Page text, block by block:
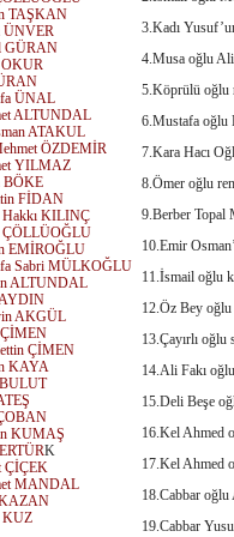
TAŞKAN
ÜNVER
GÜRAN
OKUR
ÜNAL
ALTUNDAL
ATAKUL
ÖZDEMİR
YILMAZ
BÖKE
FİDAN
Hakkı KILINÇ
ÇÖLLÜOĞLU
EMİROĞLU
Sabri MÜLKOĞLU
ALTUNDAL
AYDIN
AKGÜL
ÇİMEN
ÇİMEN
KAYA
BULUT
KUMAŞ
K
ÇİÇEK
MANDAL
KAZAN
KUZ
3.Kadı
4.Musa oğlu
5.Köprülü oğlu
6.Mustafa oğlu
7.Kara Hacı
8.Ömer oğlu
9.Berber Topal
10.Emir
11.İsmail oğlu
12.Öz Bey
13.Çayırlı
14.Ali Fakı
15.Deli Beşe
16.Kel Ahmed
17.Kel Ahmed
18.Cabbar
19.Cabbar